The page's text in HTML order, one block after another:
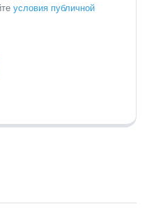
условия публичной